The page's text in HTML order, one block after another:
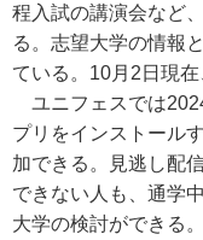
程入試の講演会など
る。志望大学の情報
ている。10月2日現
ユニフェスでは
プリをインストール
加できる。見逃し配
できない人も、通学
大学の検討ができる